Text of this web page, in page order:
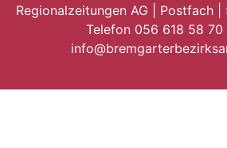
Regionalzeitungen AG | Postfach
Telefon 056 618 58 70